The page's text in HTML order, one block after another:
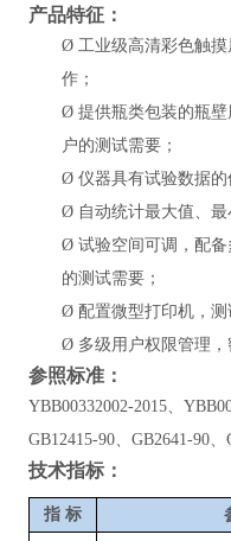
产品特征：
Ø 工业级高清彩色触
作；
Ø 提供瓶类包装的瓶
户的测试需要；
Ø 仪器具有试验数据的
Ø 自动统计最大值、
Ø 试验空间可调，配
的测试需要；
Ø 配置微型打印机，测
Ø 多级用户权限管理，
参照标准：
YBB00332002-2015、
GB12415-90、GB2641-90、
技术指标：
指 标